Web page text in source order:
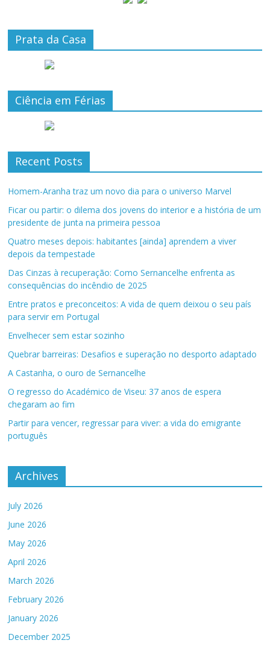
Prata da Casa
Ciência em Férias
Recent Posts
Homem-Aranha traz um novo dia para o universo Marvel
Ficar ou partir: o dilema dos jovens do interior e a história de um
presidente de junta na primeira pessoa
Quatro meses depois: habitantes [ainda] aprendem a viver
depois da tempestade
Das Cinzas à recuperação: Como Sernancelhe enfrenta as
consequências do incêndio de 2025
Entre pratos e preconceitos: A vida de quem deixou o seu país
para servir em Portugal
Envelhecer sem estar sozinho
Quebrar barreiras: Desafios e superação no desporto adaptado
A Castanha, o ouro de Sernancelhe
O regresso do Académico de Viseu: 37 anos de espera
chegaram ao fim
Partir para vencer, regressar para viver: a vida do emigrante
português
Archives
July 2026
June 2026
May 2026
April 2026
March 2026
February 2026
January 2026
December 2025